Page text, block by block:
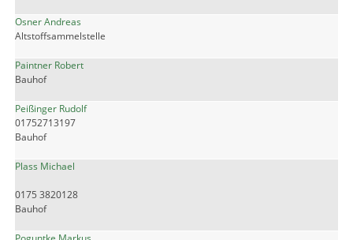
Osner Andreas
Altstoffsammelstelle
Paintner Robert
Bauhof
Peißinger Rudolf
01752713197
Bauhof
Plass Michael
0175 3820128
Bauhof